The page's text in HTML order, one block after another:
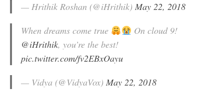
— Hrithik Roshan (@iHrithik)May 22, 2018
When dreams come true
On cloud 9!
@iHrithik, you’re the best!
pic.twitter.com/fv2EBxOayu
— Vidya (@VidyaVox)May 22, 2018